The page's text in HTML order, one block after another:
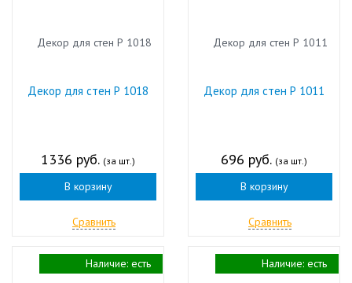
Декор для стен Р 1018
1336 руб. (за шт.)
В корзину
Сравнить
Декор для стен Р 1011
696 руб. (за шт.)
В корзину
Сравнить
Наличие: есть Наличие: есть